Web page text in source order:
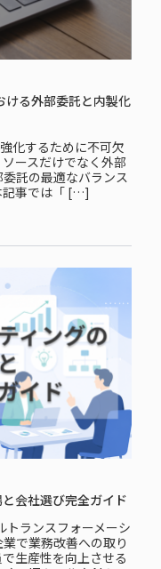
ける外部委託と内製化
化するために不可欠
ースだけでなく外部
託の最適なバランス
記事では「 […]
会社選び完全ガイド
トランスフォーメーシ
で業務改善への取り
生産性を向上させる